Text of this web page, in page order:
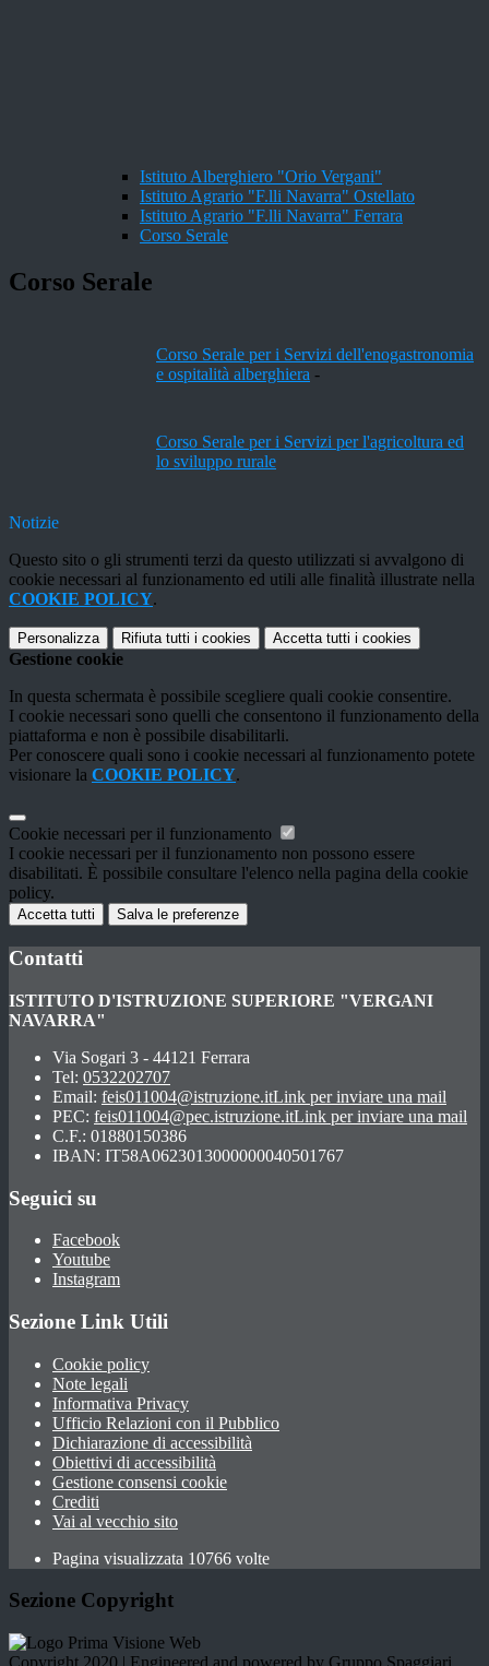
Istituto Alberghiero "Orio Vergani"
Istituto Agrario "F.lli Navarra" Ostellato
Istituto Agrario "F.lli Navarra" Ferrara
Corso Serale
Corso Serale
Corso Serale per i Servizi dell'enogastronomia
e ospitalità alberghiera -
Corso Serale per i Servizi per l'agricoltura ed
lo sviluppo rurale
Notizie
Questo sito o gli strumenti terzi da questo utilizzati si avvalgono di
cookie necessari al funzionamento ed utili alle finalità illustrate nella
COOKIE POLICY.
Personalizza Rifiuta tutti i cookies Accetta tutti i cookies
Gestione cookie
In questa schermata è possibile scegliere quali cookie consentire.
I cookie necessari sono quelli che consentono il funzionamento della
piattaforma e non è possibile disabilitarli.
Per conoscere quali sono i cookie necessari al funzionamento potete
visionare la COOKIE POLICY.
Cookie necessari per il funzionamento
I cookie necessari per il funzionamento non possono essere
disabilitati. È possibile consultare l'elenco nella pagina della cookie
policy.
Accetta tutti Salva le preferenze
Contatti
ISTITUTO D'ISTRUZIONE SUPERIORE "VERGANI
NAVARRA"
Via Sogari 3 - 44121 Ferrara
Tel: 0532202707
Email: feis011004@istruzione.itLink per inviare una mail
PEC: feis011004@pec.istruzione.itLink per inviare una mail
C.F.: 01880150386
IBAN: IT58A0623013000000040501767
Seguici su
Facebook
Youtube
Instagram
Sezione Link Utili
Cookie policy
Note legali
Informativa Privacy
Ufficio Relazioni con il Pubblico
Dichiarazione di accessibilità
Obiettivi di accessibilità
Gestione consensi cookie
Crediti
Vai al vecchio sito
Pagina visualizzata 10766 volte
Sezione Copyright